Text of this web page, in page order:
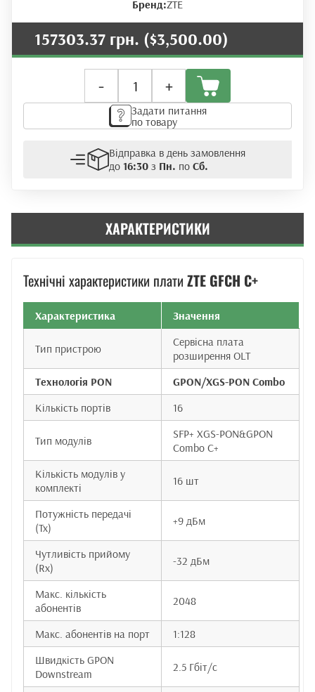
Бренд:ZTE
157303.37 грн. ($3,500.00)
-
розширення
ZTE
GFCH
C+
PON)
кількість
+
Задати питання
по товару
Відправка в день замовлення
до 16:30з Пн. по Сб.
ХАРАКТЕРИСТИКИ
Технічні характеристики плати ZTE GFCH C+
Характеристика Значення
Тип пристрою
Сервісна плата
розширення OLT
Технологія PON
GPON/XGS-PON Combo
Кількість портів
16
Тип модулів
SFP+ XGS-PON&GPON
Combo C+
Кількість модулів у
комплекті
16 шт
Потужність передачі
(Tx)
+9 дБм
Чутливість прийому
(Rx)
-32 дБм
Макс. кількість
абонентів
2048
Макс. абонентів на порт
1:128
Швидкість GPON
Downstream
2.5 Гбіт/с